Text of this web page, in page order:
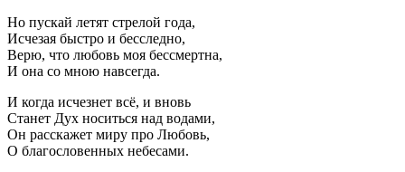
Но пускай летят стрелой года,
Исчезая быстро и бесследно,
Верю, что любовь моя бессмертна,
И она со мною навсегда.
И когда исчезнет всё, и вновь
Станет Дух носиться над водами,
Он расскажет миру про Любовь,
О благословенных небесами.